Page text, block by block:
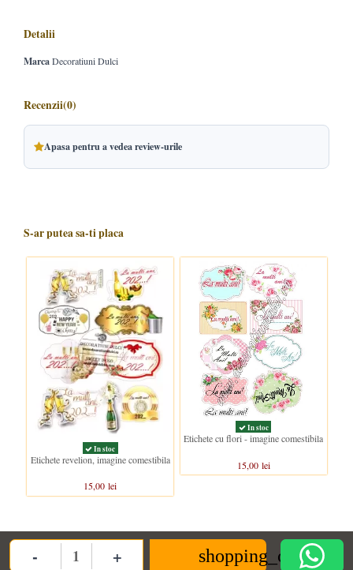
- Quantity + shopping_cart
Detalii
MarcaDecoratiuni Dulci
Recenzii(0)
Apasa pentru a vedea review-urile
S-ar putea sa-ti placa
In stoc
Etichete revelion, imagine comestibila
15,00 lei
In stoc
Etichete cu flori - imagine comestibila
15,00 lei
Clientii care au cumparat acest produs au mai cumparat si: